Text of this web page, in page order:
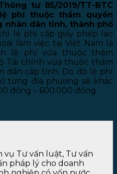
tư 85/2019/TT-BTC
phí thuộc thẩm quyền
nhân dân tỉnh, thành phố
lệ phí cấp giấy phép lao
làm việc tại Việt Nam là
lệ phí vừa thuộc thẩm
Tài chính vừa thuộc thẩm
dân cấp tỉnh. Do đó lệ phí
từng địa phương sẽ khác
đồng – 600.000 đồng.
Tư vấn luật, Tư vấn
pháp lý cho doanh